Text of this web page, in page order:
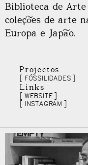
Biblioteca de
coleções de arte
Europa e Japão.
Projectos
FÓSSILIDADES
Links
WEBSITE
INSTAGRAM